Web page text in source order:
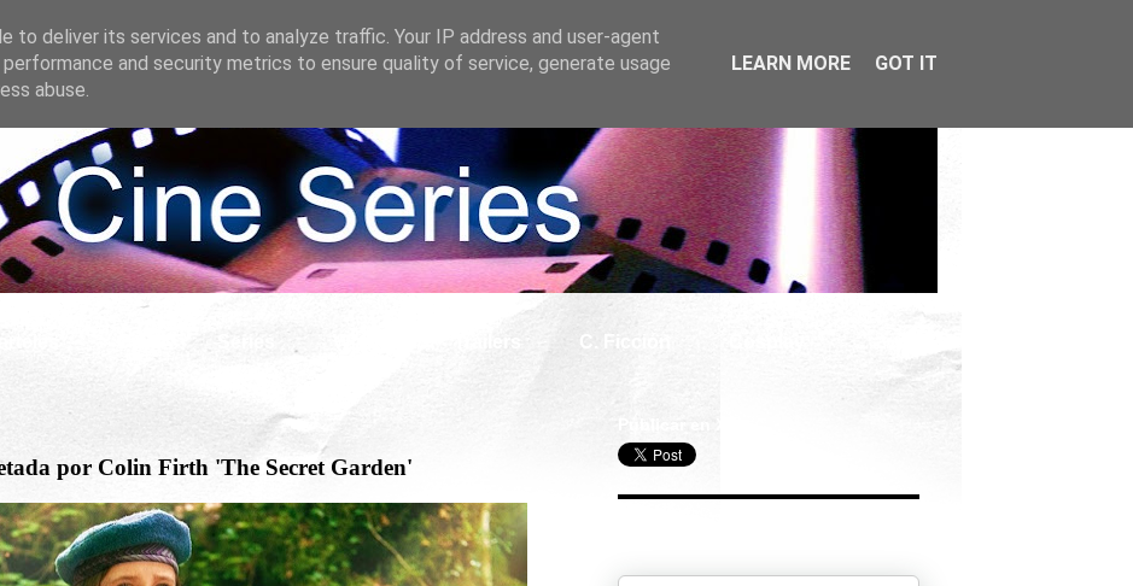
C. Ficción
por Colin Firth 'The Secret Garden'
to deliver its services and to analyze traffic. Your IP address and user-agent
and security metrics to ensure quality of service, generate usage
abuse.
LEARN MORE GOT IT